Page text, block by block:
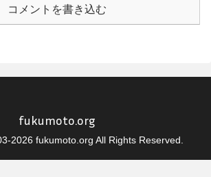
コメントを書き込む
fukumoto.org
2026 fukumoto.org All Rights Reserved.